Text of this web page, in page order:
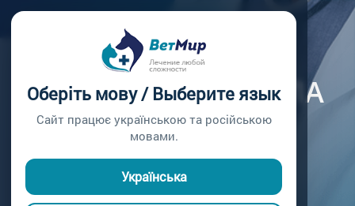
Оберіть мову / Выберите язык
Сайт працює українською та російською
мовами.
Українська
СОБАКА ПРОКУСИЛА
ЩЕКУ
16.01.2021